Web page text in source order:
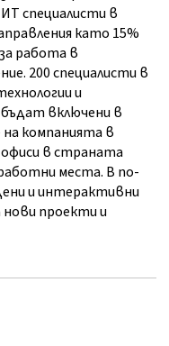
специалисти в
като 15%
работа в
200 специалисти в
и
включени в
компанията в
в страната
места. В по-
и интерактивни
проекти и